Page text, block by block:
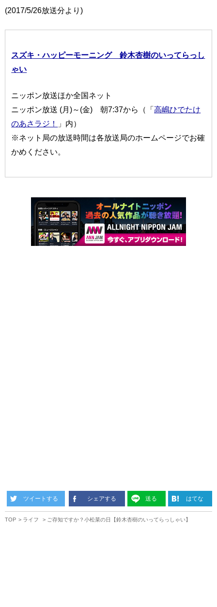
(2017/5/26放送分より)
スズキ・ハッピーモーニング 鈴木杏樹のいってらっし
ゃい
ニッポン放送ほか全国ネット
ニッポン放送 (月)～(金) 朝7:37から（「高嶋ひでたけ
のあさラジ！
」内）
※ネット局の放送時間は各放送局のホームページでお確
かめください。
ツイートする シェアする 送る はてな
TOP ライフ ご存知ですか？小松菜の日【鈴木杏樹のいってらっしゃい】